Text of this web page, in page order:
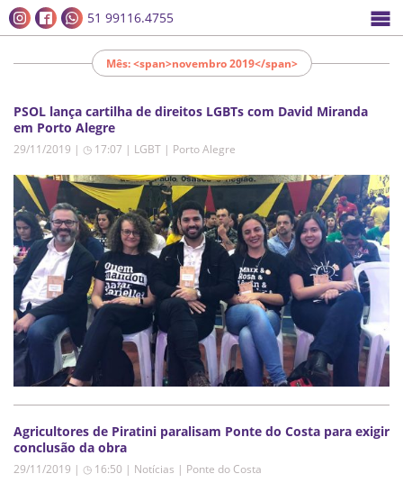
51 99116.4755
Mês: <span>novembro 2019</span>
PSOL lança cartilha de direitos LGBTs com David Miranda
em Porto Alegre
29/11/2019 | ◷ 17:07 | LGBT | Porto Alegre
Agricultores de Piratini paralisam Ponte do Costa para exigir
conclusão da obra
29/11/2019 | ◷ 16:50 | Notícias | Ponte do Costa